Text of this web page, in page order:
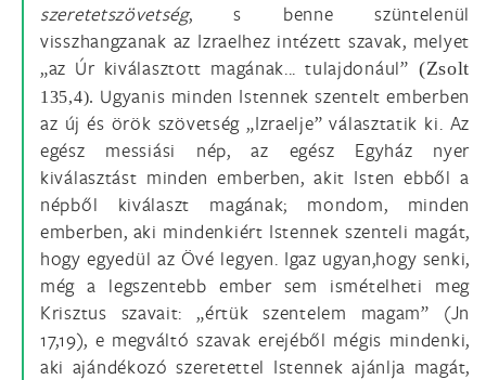
szeretetszövetség, s benne szüntelenül
visszhangzanak az Izraelhez intézett szavak, melyet
„az Úr kiválasztott magának... tulajdonául” (Zsolt
135,4). Ugyanis minden Istennek szentelt emberben
az új és örök szövetség „Izraelje” választatik ki. Az
egész messiási nép, az egész Egyház nyer
kiválasztást minden emberben, akit Isten ebből a
népből kiválaszt magának; mondom, minden
emberben, aki mindenkiért Istennek szenteli magát,
hogy egyedül az Övé legyen. Igaz ugyan,hogy senki,
még a legszentebb ember sem ismételheti meg
Krisztus szavait: „értük szentelem magam” (Jn
17,19), e megváltó szavak erejéből mégis mindenki,
aki ajándékozó szeretettel Istennek ajánlja magát,